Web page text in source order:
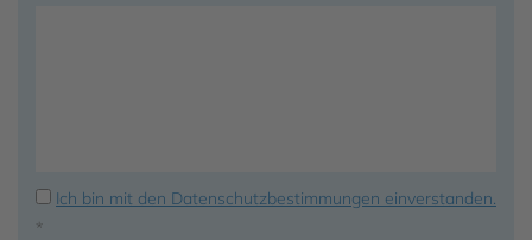
Ich bin mit den Datenschutzbestimmungen einverstanden.
*